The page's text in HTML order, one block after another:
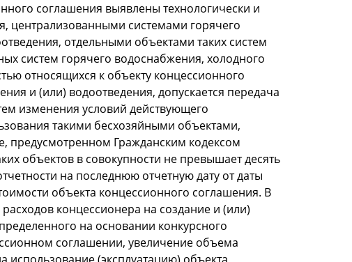
соглашения выявлены технологически и
централизованными системами горячего
отдельными объектами таких систем
систем горячего водоснабжения, холодного
относящихся к объекту концессионного
и (или) водоотведения, допускается передача
изменения условий действующего
такими бесхозяйными объектами,
предусмотренном Гражданским кодексом
объектов в совокупности не превышает десять
на последнюю отчетную дату от даты
объекта концессионного соглашения. В
концессионера на создание и (или)
на основании конкурсного
соглашении, увеличение объема